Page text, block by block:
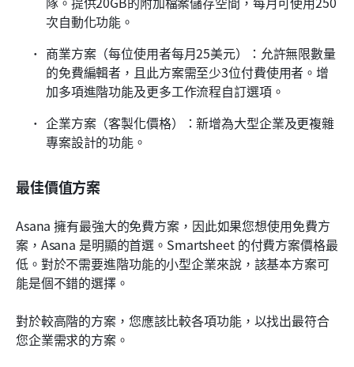
次自動化功能。
商業方案（每位使用者每月25美元）：允許無限數量
的免費編輯者，且此方案需至少3位付費使用者。增
加多項進階功能及更多工作流程自訂選項。
企業方案（客製化價格）：新增為大型企業及更複雜
專案設計的功能。
最佳價值方案
Asana 擁有最強大的免費方案，因此如果您想使用免費方
案，Asana 是明顯的首選。Smartsheet 的付費方案價格最
低。對於不需要進階功能的小型企業來說，該基本方案可
能是個不錯的選擇。
對於較高階的方案，您應該比較各項功能，以找出最符合
您企業需求的方案。